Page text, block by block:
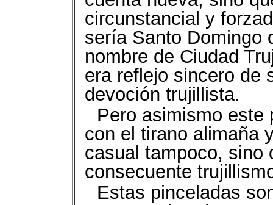
circunstancial y
sería Santo Domingo
nombre de Ciudad
era reflejo sincero de
devoción trujillista.
Pero asimismo este
con el tirano alimaña
casual tampoco, sino
consecuente
Estas pinceladas